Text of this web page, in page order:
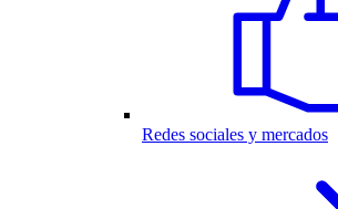
Redes sociales y mercados